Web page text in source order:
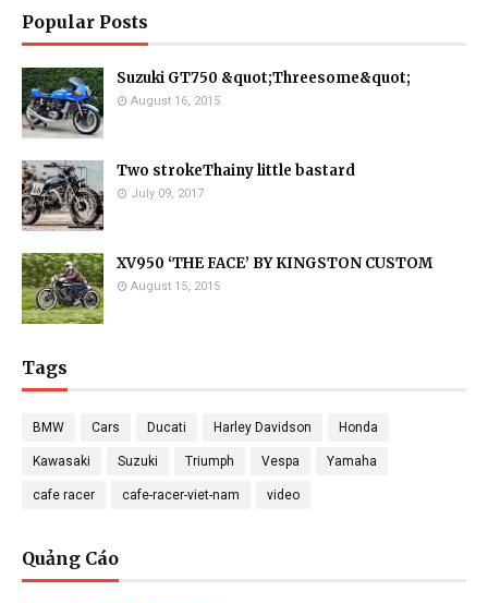
Popular Posts
Suzuki GT750 &quot;Threesome&quot;
August 16, 2015
Two strokeThainy little bastard
July 09, 2017
XV950 ‘THE FACE’ BY KINGSTON CUSTOM
August 15, 2015
Tags
BMW Cars Ducati Harley Davidson Honda
Kawasaki Suzuki Triumph Vespa Yamaha
cafe racer cafe-racer-viet-nam video
Quảng Cáo